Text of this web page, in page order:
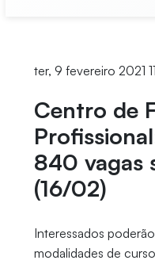
ter, 9 fevereiro 2021
Centro de
840 vagas
(16/02)
Interessados
modalidades de